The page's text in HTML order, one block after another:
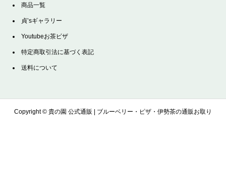
商品一覧
貞’sギャラリー
Youtubeお茶ピザ
特定商取引法に基づく表記
送料について
Copyright © 貴の園 公式通販 | ブルーベリー・ピザ・伊勢茶の通販お取り